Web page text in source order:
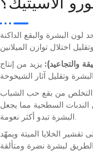
البشرة والبقع الداكنة
والتجاعيد): يزيد من إنتاج
التخلص من بقع حب الشباب
الندبات السطحية مما يجعل
البشرة تبدو أكثر نعومة.
تقشير الخلايا الميتة ويمهّد